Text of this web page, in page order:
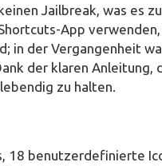
Jailbreak, was es
App verwenden,
in der Vergangenheit
der klaren Anleitung,
zu halten.
18 benutzerdefinierte